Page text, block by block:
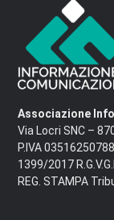
Associazione
Via Locri SNC –
P.IVA
1399/2017
REG. STAMPA